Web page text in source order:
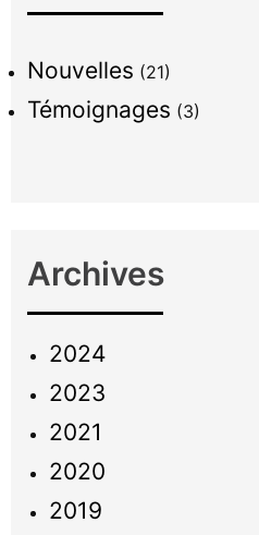
Nouvelles (21)
Témoignages (3)
Archives
2024
2023
2021
2020
2019